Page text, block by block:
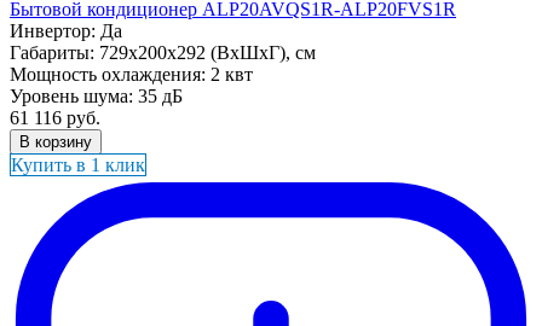
Бытовой кондиционер ALP20AVQS1R-ALP20FVS1R
Инвертор: Да
Габариты: 729x200x292 (ВхШхГ), см
Мощность охлаждения: 2 квт
Уровень шума: 35 дБ
61 116 руб.
В корзину
Купить в 1 клик